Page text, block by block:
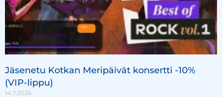
Jäsenetu Kotkan Meripäivät konsertti -10%
(VIP-lippu)
14.7.2026